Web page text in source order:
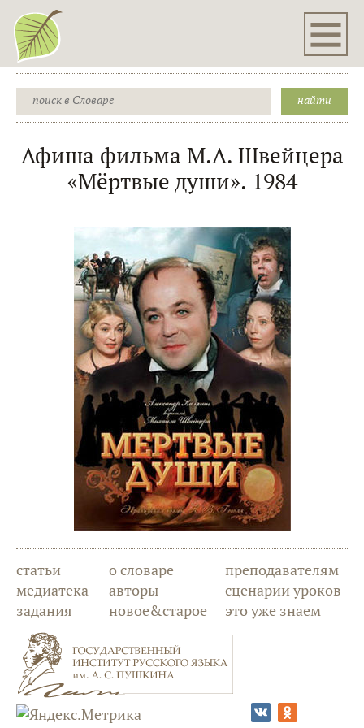
Афиша фильма М.А. Швейцера
«Мёртвые души». 1984
статьи
медиатека
задания
о словаре
авторы
новое&старое
преподавателям
сценарии уроков
это уже знаем